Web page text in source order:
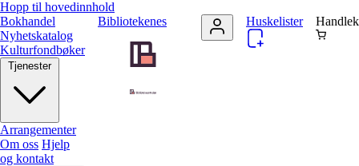
Hopp til hovedinnhold
Bibliotekenes
Bokhandel
Nyhetskatalog
Kulturfondbøker
Tjenester
Arrangementer
Om oss Hjelp
og kontakt
Huskelister